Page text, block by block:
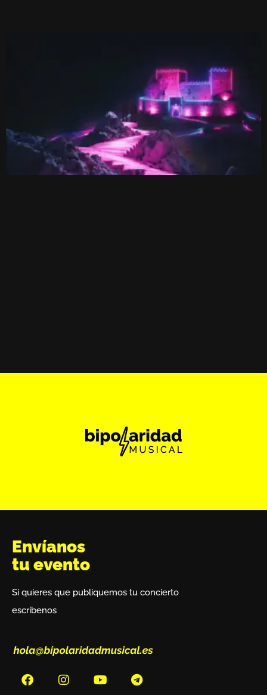
Envíanos
tu evento
Si quieres que publiquemos tu concierto
escríbenos